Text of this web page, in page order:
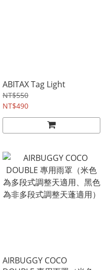
ABITAX Tag Light
NT$550
NT$490
AIRBUGGY COCO